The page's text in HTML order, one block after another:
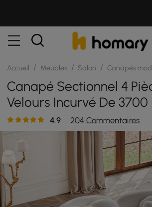
Accueil / Meubles / Salon / Canapés
Canapé Sectionnel 4
Velours Incurvé De 3700
Pouf Et Oreillers
4.9 204 Commentaires